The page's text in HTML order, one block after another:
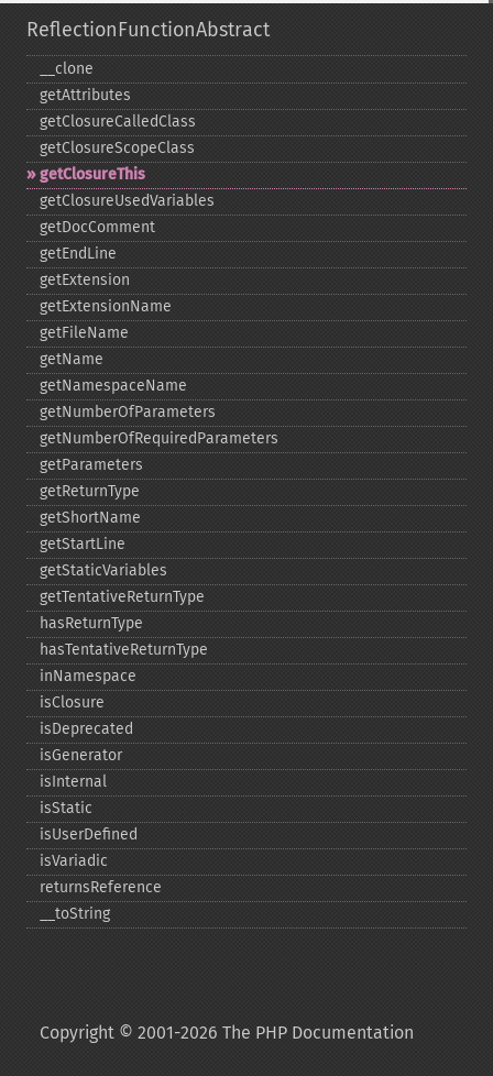
ReflectionFunctionAbstract
_​_​clone
getAttributes
getClosureCalledClass
getClosureScopeClass
getClosureThis
getClosureUsedVariables
getDocComment
getEndLine
getExtension
getExtensionName
getFileName
getName
getNamespaceName
getNumberOfParameters
getNumberOfRequiredParameters
getParameters
getReturnType
getShortName
getStartLine
getStaticVariables
getTentativeReturnType
hasReturnType
hasTentativeReturnType
inNamespace
isClosure
isDeprecated
isGenerator
isInternal
isStatic
isUserDefined
isVariadic
returnsReference
_​_​toString
Copyright © 2001-2026 The PHP Documentation